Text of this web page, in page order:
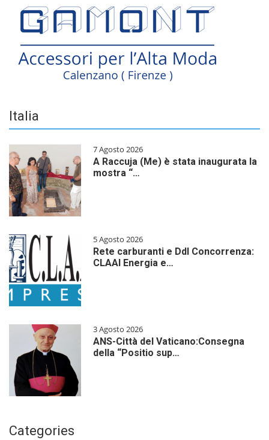
Italia
7 Agosto 2026
A Raccuja (Me) è stata inaugurata la
mostra “…
5 Agosto 2026
Rete carburanti e Ddl Concorrenza:
CLAAI Energia e…
3 Agosto 2026
ANS-Città del Vaticano:Consegna
della “Positio sup…
Categories